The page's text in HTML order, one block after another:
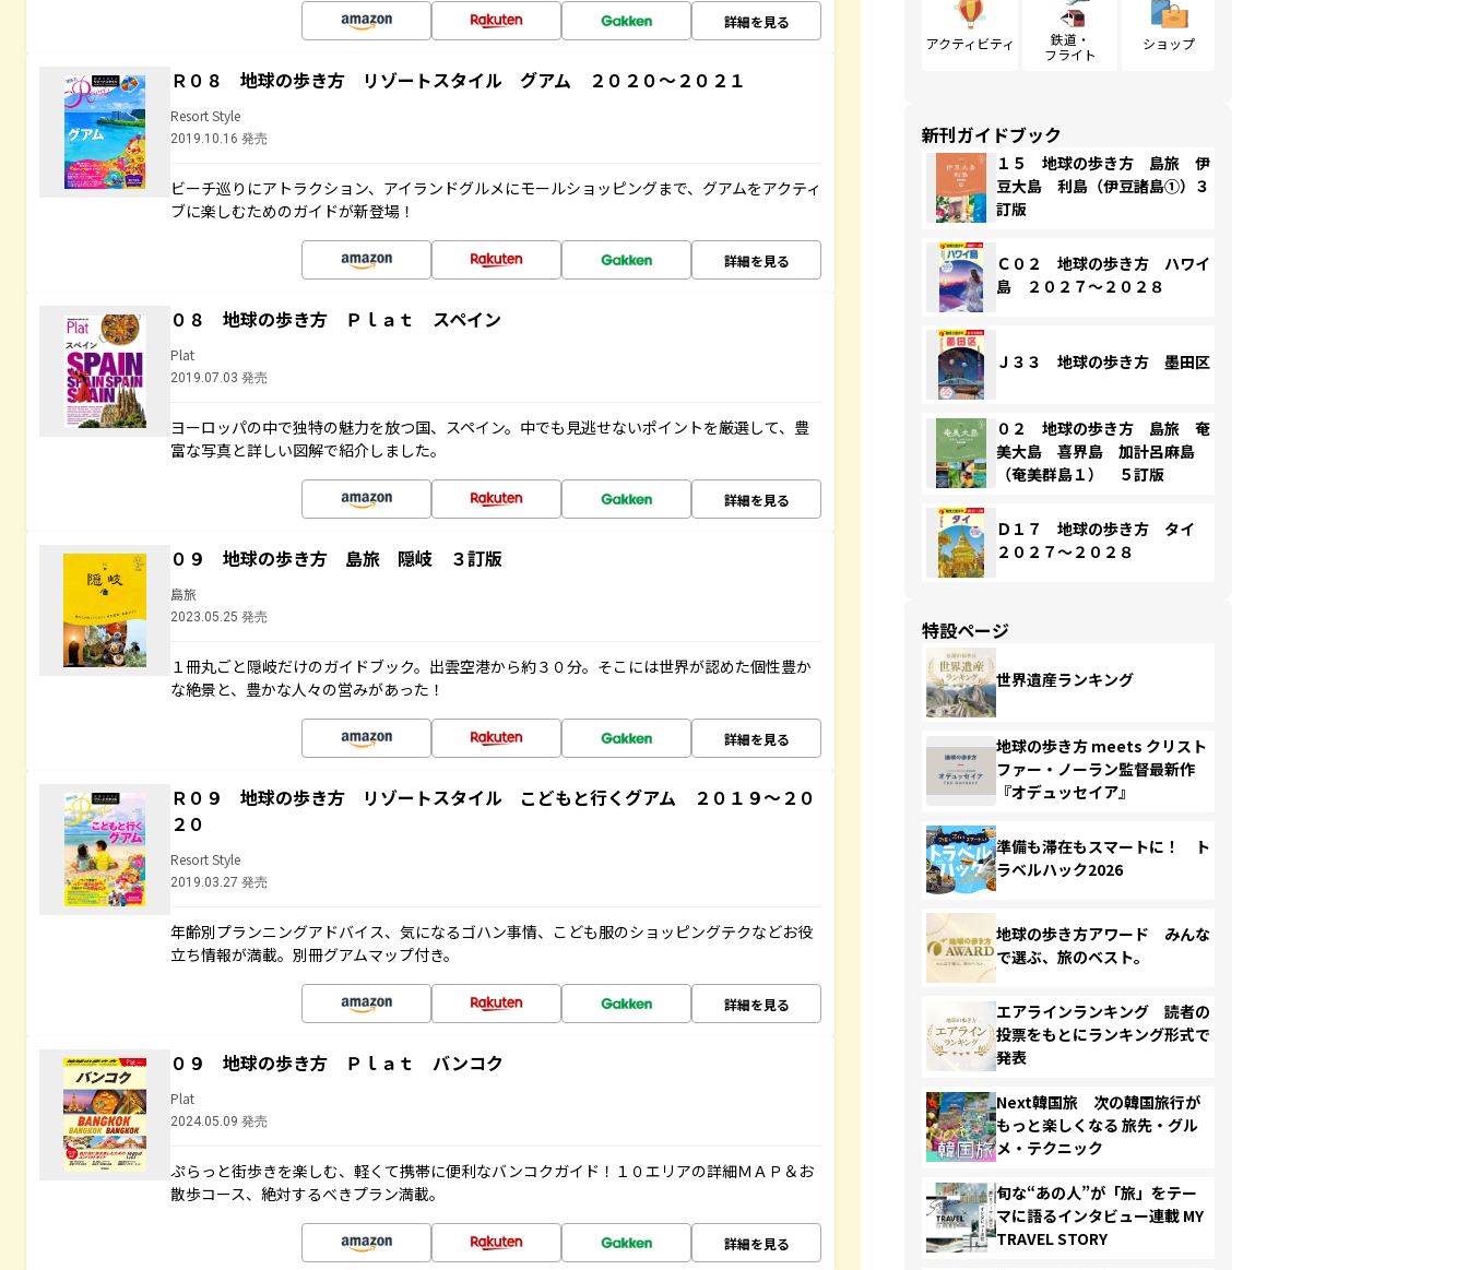
詳細を見る
Ｒ０８ 地球の歩き方 リゾートスタイル グアム ２０２０～２０２１
Resort Style
2019.10.16 発売
ビーチ巡りにアトラクション、アイランドグルメにモールショッピングまで、グアムをアクティ
ブに楽しむためのガイドが新登場！
詳細を見る
０８ 地球の歩き方 Ｐｌａｔ スペイン
Plat
2019.07.03 発売
ヨーロッパの中で独特の魅力を放つ国、スペイン。中でも見逃せないポイントを厳選して、豊
富な写真と詳しい図解で紹介しました。
詳細を見る
０９ 地球の歩き方 島旅 隠岐 ３訂版
島旅
2023.05.25 発売
１冊丸ごと隠岐だけのガイドブック。出雲空港から約３０分。そこには世界が認めた個性豊か
な絶景と、豊かな人々の営みがあった！
詳細を見る
Ｒ０９ 地球の歩き方 リゾートスタイル こどもと行くグアム ２０１９～２０
２０
Resort Style
2019.03.27 発売
年齢別プランニングアドバイス、気になるゴハン事情、こども服のショッピングテクなどお役
立ち情報が満載。別冊グアムマップ付き。
詳細を見る
０９ 地球の歩き方 Ｐｌａｔ バンコク
Plat
2024.05.09 発売
ぷらっと街歩きを楽しむ、軽くて携帯に便利なバンコクガイド！１０エリアの詳細ＭＡＰ＆お
散歩コース、絶対するべきプラン満載。
詳細を見る
アクティビティ
鉄道・
フライト
ショップ
新刊ガイドブック
１５ 地球の歩き方 島旅 伊
豆大島 利島（伊豆諸島①）３
訂版
Ｃ０２ 地球の歩き方 ハワイ
島 ２０２７～２０２８
Ｊ３３ 地球の歩き方 墨田区
０２ 地球の歩き方 島旅 奄
美大島 喜界島 加計呂麻島
（奄美群島１） ５訂版
Ｄ１７ 地球の歩き方 タイ
２０２７～２０２８
特設ページ
世界遺産ランキング
地球の歩き方 meets クリスト
ファー・ノーラン監督最新作
『オデュッセイア』
準備も滞在もスマートに！ ト
ラベルハック2026
地球の歩き方アワード みんな
で選ぶ、旅のベスト。
エアラインランキング 読者の
投票をもとにランキング形式で
発表
Next韓国旅 次の韓国旅行が
もっと楽しくなる 旅先・グル
メ・テクニック
旬な“あの人”が「旅」をテー
マに語るインタビュー連載 MY
TRAVEL STORY